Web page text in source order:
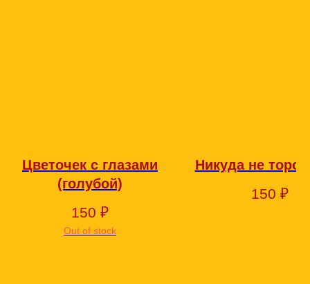
Цветочек с глазами
(голубой)
150 ₽
Out of stock
Никуда не
150 ₽